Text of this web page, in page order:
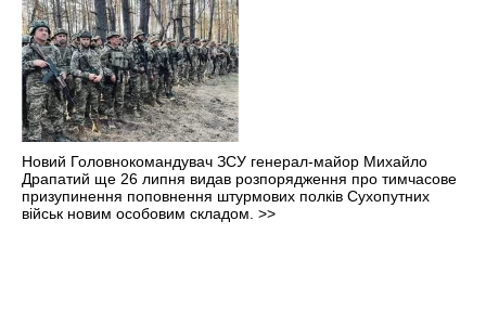
Новий Головнокомандувач ЗСУ генерал-майор Михайло
Драпатий ще 26 липня видав розпорядження про тимчасове
призупинення поповнення штурмових полків Сухопутних
військ новим особовим складом. >>